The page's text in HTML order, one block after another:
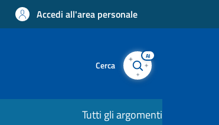
Accedi all'area personale
Cerca
AI
Tutti gli argomenti